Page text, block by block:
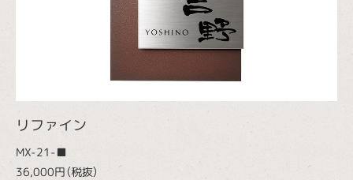
リファイン
MX-21-■
36,000円（税抜）